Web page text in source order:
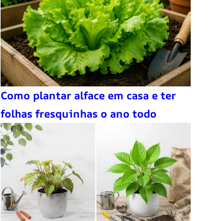
Como plantar alface em casa e ter
folhas fresquinhas o ano todo